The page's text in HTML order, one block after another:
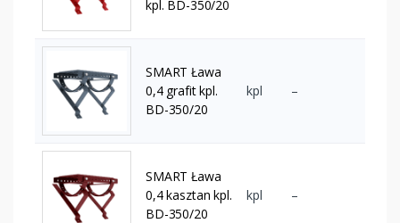
kpl. BD-350/20
SMART Ława
0,4 grafit kpl.
BD-350/20
kpl –
SMART Ława
0,4 kasztan kpl.
BD-350/20
kpl –